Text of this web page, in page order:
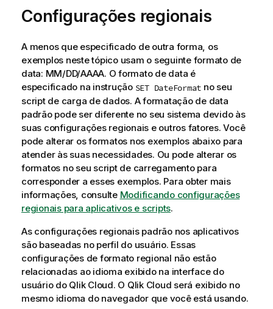
Configurações regionais
A menos que especificado de outra forma, os
exemplos neste tópico usam o seguinte formato de
data: MM/DD/AAAA. O formato de data é
especificado na instrução SET DateFormat no seu
script de carga de dados. A formatação de data
padrão pode ser diferente no seu sistema devido às
suas configurações regionais e outros fatores. Você
pode alterar os formatos nos exemplos abaixo para
atender às suas necessidades. Ou pode alterar os
formatos no seu script de carregamento para
corresponder a esses exemplos. Para obter mais
informações, consulte Modificando configurações
regionais para aplicativos e scripts.
As configurações regionais padrão nos aplicativos
são baseadas no perfil do usuário. Essas
configurações de formato regional não estão
relacionadas ao idioma exibido na interface do
usuário do Qlik Cloud. O Qlik Cloud será exibido no
mesmo idioma do navegador que você está usando.